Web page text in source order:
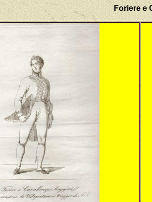
Foriere e